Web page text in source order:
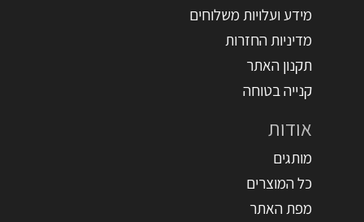
מידע ועלויות משלוחים
מדיניות החזרות
תקנון האתר
קנייה בטוחה
אודות
מותגים
כל המוצרים
מפת האתר